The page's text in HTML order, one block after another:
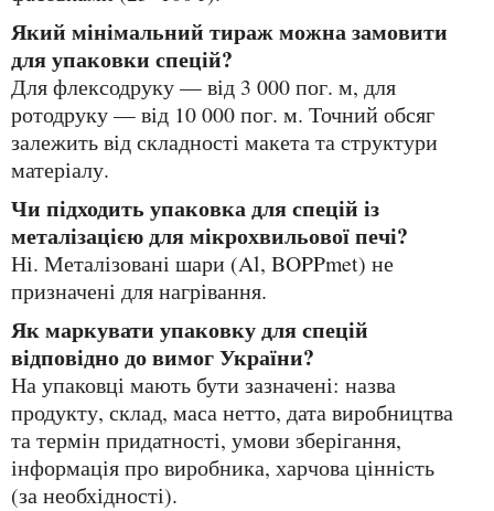
Який мінімальний тираж можна замовити
для упаковки спецій?
Для флексодруку — від 3 000 пог. м, для
ротодруку — від 10 000 пог. м. Точний обсяг
залежить від складності макета та структури
матеріалу.
Чи підходить упаковка для спецій із
металізацією для мікрохвильової печі?
Ні. Металізовані шари (Al, BOPPmet) не
призначені для нагрівання.
Як маркувати упаковку для спецій
відповідно до вимог України?
На упаковці мають бути зазначені: назва
продукту, склад, маса нетто, дата виробництва
та термін придатності, умови зберігання,
інформація про виробника, харчова цінність
(за необхідності).